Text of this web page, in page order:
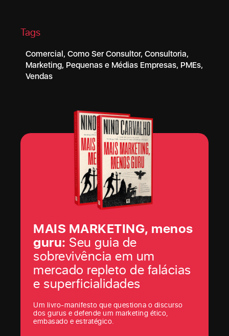
Tags
Comercial, Como Ser Consultor, Consultoria,
Marketing, Pequenas e Médias Empresas, PMEs,
Vendas
MAIS MARKETING, menos
guru: Seu guia de
sobrevivência em um
mercado repleto de falácias
e superficialidades
Um livro-manifesto que questiona o discurso
dos gurus e defende um marketing ético,
embasado e estratégico.